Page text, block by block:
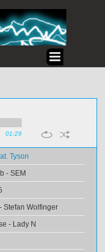
01:29
Tyson
- SEM
Stefan Wolfinger
- Lady N